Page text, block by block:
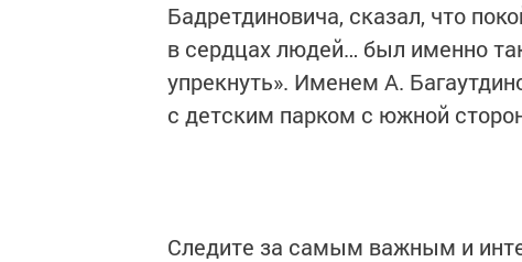
Бадретдиновича, сказал, что
в сердцах людей… был именно
упрекнуть». Именем А.
с детским парком с южной
Следите за самым важным и